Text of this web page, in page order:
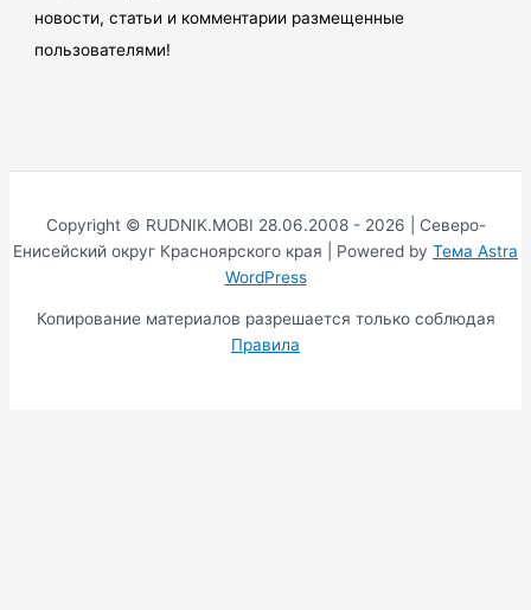
новости, статьи и комментарии размещенные
пользователями!
Copyright © RUDNIK.MOBI 28.06.2008 - 2026 | Северо-
Енисейский округ Красноярского края | Powered by Тема Astra
WordPress
Копирование материалов разрешается только соблюдая
Правила